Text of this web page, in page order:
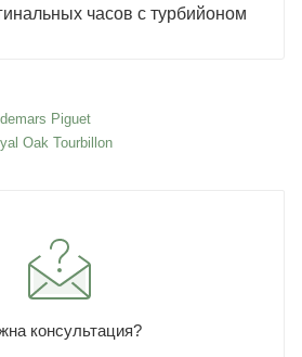
часов с турбийоном
Piguet
Oak Tourbillon
консультация?